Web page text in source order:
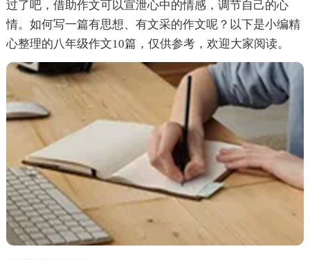
过了吧，借助作文可以宣泄心中的情感，调节自己的心
情。如何写一篇有思想、有文采的作文呢？以下是小编精
心整理的八年级作文10篇，仅供参考，欢迎大家阅读。